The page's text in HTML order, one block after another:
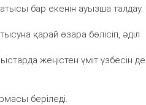
бар екенін ауызша талдау.
қарай өзара бөлісіп, әділ
жеңістен үміт үзбесін
беріледі.